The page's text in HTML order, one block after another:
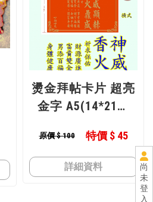
尚
未
登
入
燙金拜帖卡片 超亮
金字 A5(14*21公
張/份 賀卡 祝壽 恭
祝 花卡 卡片 宮廟
祝賀 禮
原價 $ 100 特價 $ 45
詳細資料